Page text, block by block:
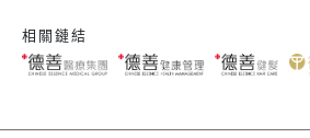
相關鏈結